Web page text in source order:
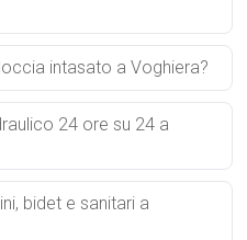
intasato a Voghiera?
24 ore su 24 a
bidet e sanitari a